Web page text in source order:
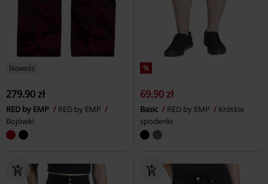
Nowość
279.90 zł
RED by EMP
RED by EMP
Bojówki
%
69.90 zł
Basic RED by EMP
Krótkie
spodenki